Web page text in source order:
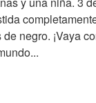
negro. ¡Vaya